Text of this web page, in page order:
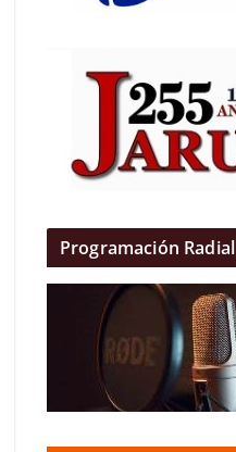
Programación Radial